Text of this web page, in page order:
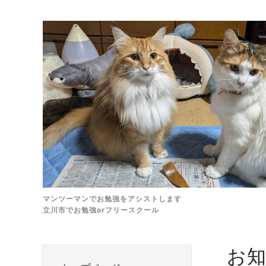
マンツーマンでお勉強をアシストします
立川市でお勉強orフリースクール
お